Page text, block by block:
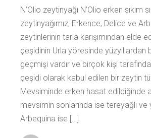
N’Olio zeytinyağı N’Olio erken sıkım
zeytinyağımız, Erkence, Delice ve
zeytinlerinin tarla karışımından elde
çeşidinin Urla yöresinde yüzyıllardan
geçmişi vardır ve birçok kişi
çeşidi olarak kabul edilen bir zeytin
Mevsiminde erken hasat edildiğinde
mevsimin sonlarında ise tereyağlı ve
Arbequina ise […]